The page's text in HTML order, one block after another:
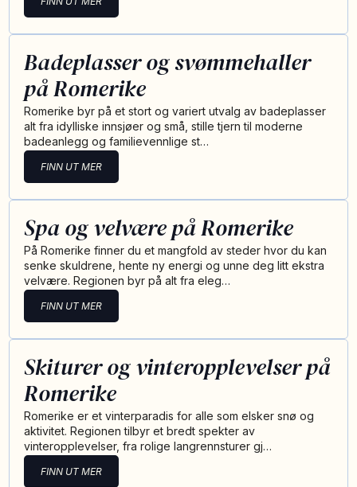
Badeplasser og svømmehaller
på Romerike
Romerike byr på et stort og variert utvalg av badeplasser
alt fra idylliske innsjøer og små, stille tjern til moderne
badeanlegg og familievennlige st…
FINN UT MER
Spa og velvære på Romerike
På Romerike finner du et mangfold av steder hvor du kan
senke skuldrene, hente ny energi og unne deg litt ekstra
velvære. Regionen byr på alt fra eleg…
FINN UT MER
Skiturer og vinteropplevelser på
Romerike
Romerike er et vinterparadis for alle som elsker snø og
aktivitet. Regionen tilbyr et bredt spekter av
vinteropplevelser, fra rolige langrennsturer gj…
FINN UT MER